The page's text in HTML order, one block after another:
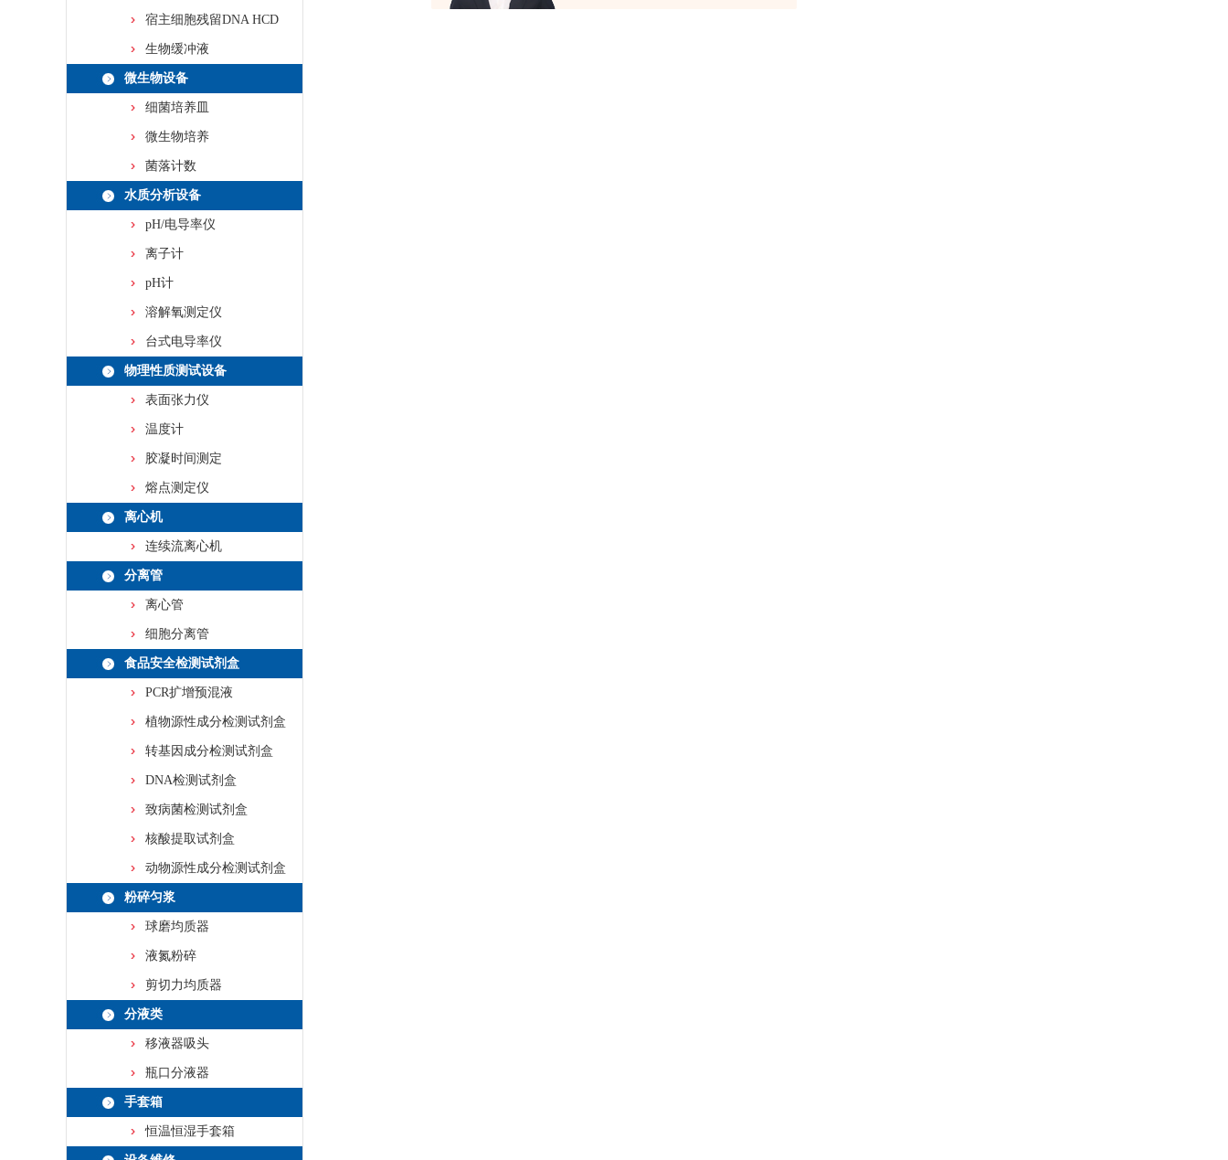
宿主细胞残留DNA HCD
生物缓冲液
微生物设备
细菌培养皿
微生物培养
菌落计数
水质分析设备
pH/电导率仪
离子计
pH计
溶解氧测定仪
台式电导率仪
物理性质测试设备
表面张力仪
温度计
胶凝时间测定
熔点测定仪
离心机
连续流离心机
分离管
离心管
细胞分离管
食品安全检测试剂盒
PCR扩增预混液
植物源性成分检测试剂盒
转基因成分检测试剂盒
DNA检测试剂盒
致病菌检测试剂盒
核酸提取试剂盒
动物源性成分检测试剂盒
粉碎匀浆
球磨均质器
液氮粉碎
剪切力均质器
分液类
移液器吸头
瓶口分液器
手套箱
恒温恒湿手套箱